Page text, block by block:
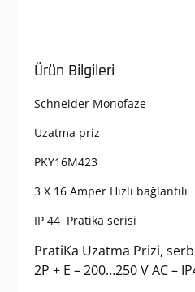
Ürün Bilgileri
Schneider Monofaze
Uzatma priz
PKY16M423
3 X 16 Amper Hızlı bağlantılı
IP 44 Pratika serisi
PratiKa Uzatma Prizi,
2P + E – 200…250 V AC –